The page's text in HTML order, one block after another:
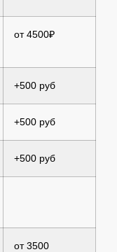
от 4500₽
+500 руб
+500 руб
+500 руб
от 3500